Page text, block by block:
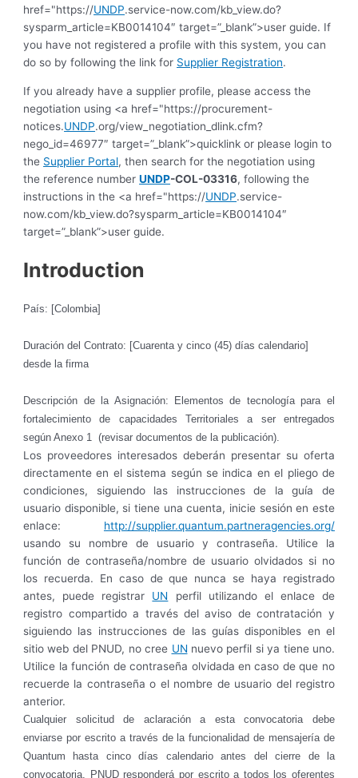
href="https://UNDP.service-now.com/kb_view.do?
sysparm_article=KB0014104″ target=”_blank”>user guide. If
you have not registered a profile with this system, you can
do so by following the link for Supplier Registration.
If you already have a supplier profile, please access the
negotiation using <a href="https://procurement-
notices.UNDP.org/view_negotiation_dlink.cfm?
nego_id=46977″ target=”_blank”>quicklink or please login to
the Supplier Portal, then search for the negotiation using
the reference numberUNDP-COL-03316, following the
instructions in the <a href="https://UNDP.service-
now.com/kb_view.do?sysparm_article=KB0014104″
target=”_blank”>user guide.
Introduction
País: [Colombia]
Duración del Contrato: [Cuarenta y cinco (45) días calendario]
desde la firma
Descripción de la Asignación: Elementos de tecnología para el
fortalecimiento de capacidades Territoriales a ser entregados
según Anexo 1 (revisar documentos de la publicación).
Los proveedores interesados ​​deberán presentar su oferta
directamente en el sistema según se indica en el pliego de
condiciones, siguiendo las instrucciones de la guía de
usuario disponible, si tiene una cuenta, inicie sesión en este
enlace: http://supplier.quantum.partneragencies.org/
usando su nombre de usuario y contraseña. Utilice la
función de contraseña/nombre de usuario olvidados si no
los recuerda. En caso de que nunca se haya registrado
antes, puede registrar UN perfil utilizando el enlace de
registro compartido a través del aviso de contratación y
siguiendo las instrucciones de las guías disponibles en el
sitio web del PNUD, no cree UN nuevo perfil si ya tiene uno.
Utilice la función de contraseña olvidada en caso de que no
recuerde la contraseña o el nombre de usuario del registro
anterior.
Cualquier solicitud de aclaración a esta convocatoria debe
enviarse por escrito a través de la funcionalidad de mensajería de
Quantum hasta cinco días calendario antes del cierre de la
convocatoria. PNUD responderá por escrito a todos los oferentes